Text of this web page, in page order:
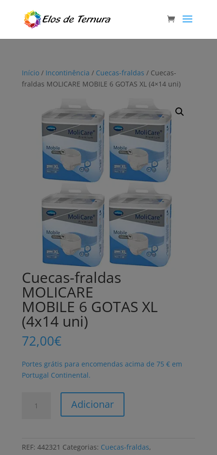
Início/ Incontinência / Cuecas-fraldas / Cuecas-
fraldas MOLICARE MOBILE 6 GOTAS XL (4×14 uni)
Cuecas-fraldas
MOLICARE
MOBILE 6 GOTAS XL
(4x14 uni)
72,00€
Portes grátis para encomendas acima de 75 € em
Portugal Continental.
Adicionar
REF: 442321 Categorias: Cuecas-fraldas,